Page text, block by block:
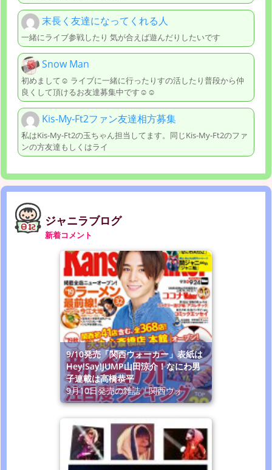
末長く友達になってくれる人
一緒にライブ参戦したり 気が合えば遊んだりしたいです
Snow Man
初めまして☺︎ ライブに一緒に行ったりすの活したり普段から仲
良くして頂けるお友達募集中です☺︎☺︎
Kis-My-Ft2ファン友達相方募集
私はKis-My-Ft2の玉ちゃん担当してます。同じKis-My-Ft2のファ
ンの方友達もしくはライ
ジャニラブログ
新着コメント
9/10発売「関西ウォーカー」表紙は
Hey!Say!JUMP山田涼介！なにわ男
子連載は高橋恭平
9月10日発売の雑誌「関西ウォ